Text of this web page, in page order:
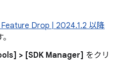
Drop | 2024.1.2 以降
> [SDK Manager] をクリ